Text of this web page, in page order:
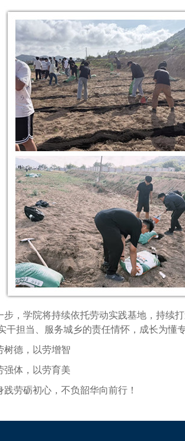
步，学院将持续依托劳动实践基地，持续
干担当、服务城乡的责任情怀，成长为懂
树德，以劳增智
强体，以劳育美
践劳砺初心，不负韶华向前行！